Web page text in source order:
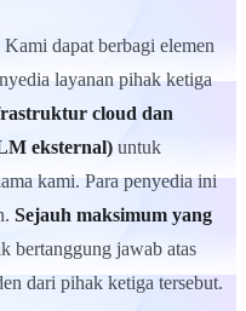
Kami dapat berbagi elemen
layanan pihak ketiga
cloud dan
eksternal) untuk
kami. Para penyedia ini
Sejauh maksimum yang
bertanggung jawab atas
dari pihak ketiga tersebut.